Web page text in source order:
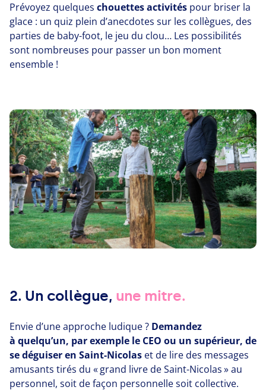
Prévoyez quelques chouettes activités pour briser la
glace : un quiz plein d’anecdotes sur les collègues, des
parties de baby-foot, le jeu du clou… Les possibilités
sont nombreuses pour passer un bon moment
ensemble !
2. Un collègue, une mitre.
Envie d’une approche ludique ? Demandez
à quelqu’un, par exemple le CEO ou un supérieur, de
se déguiser en Saint-Nicolas et de lire des messages
amusants tirés du « grand livre de Saint-Nicolas » au
personnel, soit de façon personnelle soit collective.